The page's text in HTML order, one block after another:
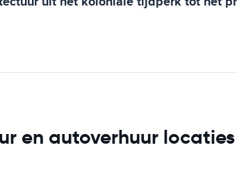
en autoverhuur locaties